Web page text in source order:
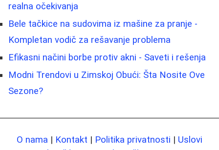
realna očekivanja
Bele tačkice na sudovima iz mašine za pranje -
Kompletan vodič za rešavanje problema
Efikasni načini borbe protiv akni - Saveti i rešenja
Modni Trendovi u Zimskoj Obući: Šta Nosite Ove
Sezone?
O nama | Kontakt | Politika privatnosti | Uslovi